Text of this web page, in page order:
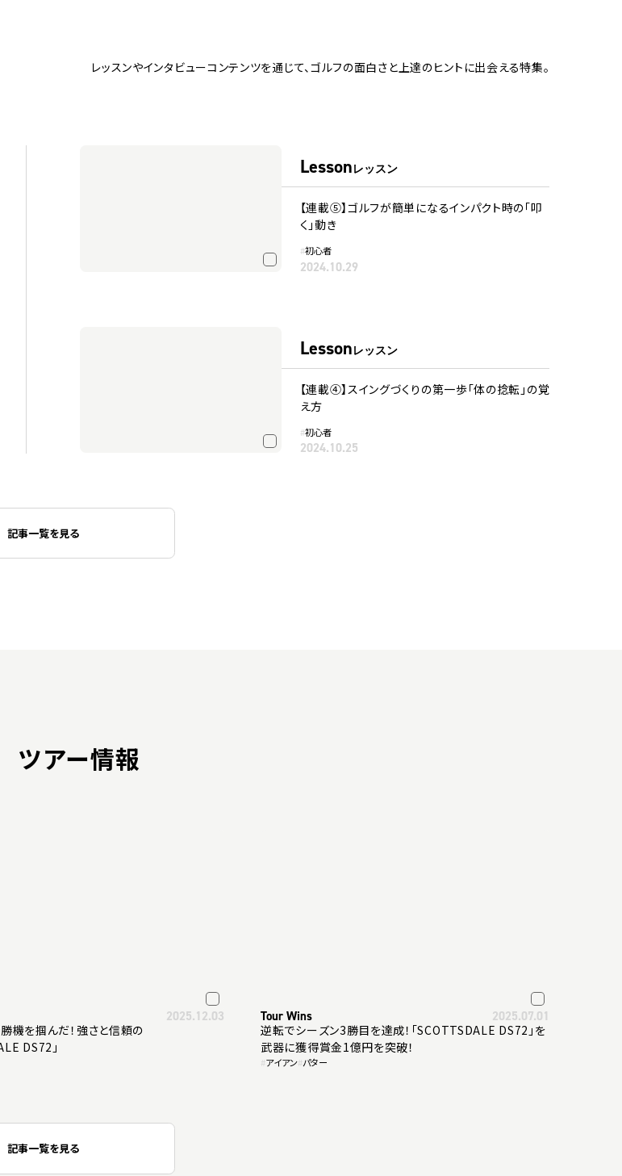
レッスンやインタビューコンテンツを通じて、ゴルフの面白さと上達のヒントに出会える特集。
Lessonレッスン
【連載⑤】ゴルフが簡単になるインパクト時の「叩
く」動き
#初心者
2024.10.29
Lessonレッスン
【連載④】スイングづくりの第一歩「体の捻転」の覚
え方
#初心者
2024.10.25
記事一覧を見る
ツアー情報
2025.12.03
機を掴んだ！強さと信頼の
DS72」
Tour Wins 2025.07.01
逆転でシーズン3勝目を達成！「SCOTTSDALE DS72」を
武器に獲得賞金1億円を突破！
#アイアン#パター
記事一覧を見る